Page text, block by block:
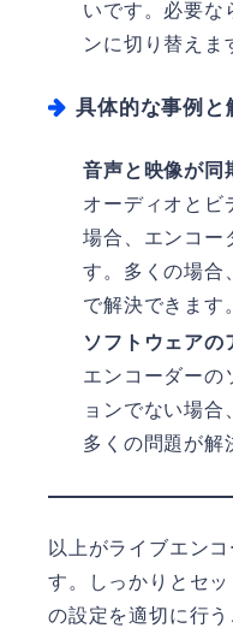
いです。必要な
ンに切り替えま
具体的な事例と
音声と映像が同
オーディオとビ
場合、エンコー
す。多くの場合
で解決できます
ソフトウェアの
エンコーダーの
ョンでない場
多くの問題が解
以上がライブエン
す。しっかりとセ
の設定を適切に行